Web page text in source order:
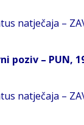
natječaja –
poziv – PUN,
natječaja –